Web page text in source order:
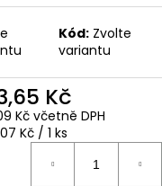
Kód: Zvolte
variantu
Kč
Kč včetně DPH
Kč / 1 ks